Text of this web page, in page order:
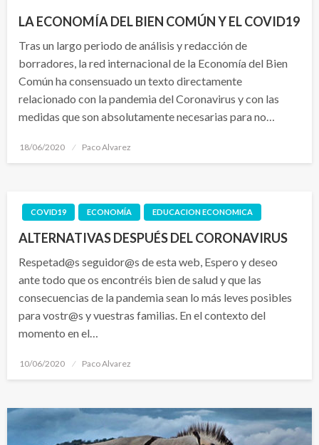
LA ECONOMÍA DEL BIEN COMÚN Y EL COVID19
Tras un largo periodo de análisis y redacción de
borradores, la red internacional de la Economía del Bien
Común ha consensuado un texto directamente
relacionado con la pandemia del Coronavirus y con las
medidas que son absolutamente necesarias para no…
Publicado
18/06/2020 Paco Alvarez
COVID19 ECONOMÍA EDUCACION ECONOMICA
ALTERNATIVAS DESPUÉS DEL CORONAVIRUS
Respetad@s seguidor@s de esta web, Espero y deseo
ante todo que os encontréis bien de salud y que las
consecuencias de la pandemia sean lo más leves posibles
para vostr@s y vuestras familias. En el contexto del
momento en el…
Publicado
10/06/2020 Paco Alvarez